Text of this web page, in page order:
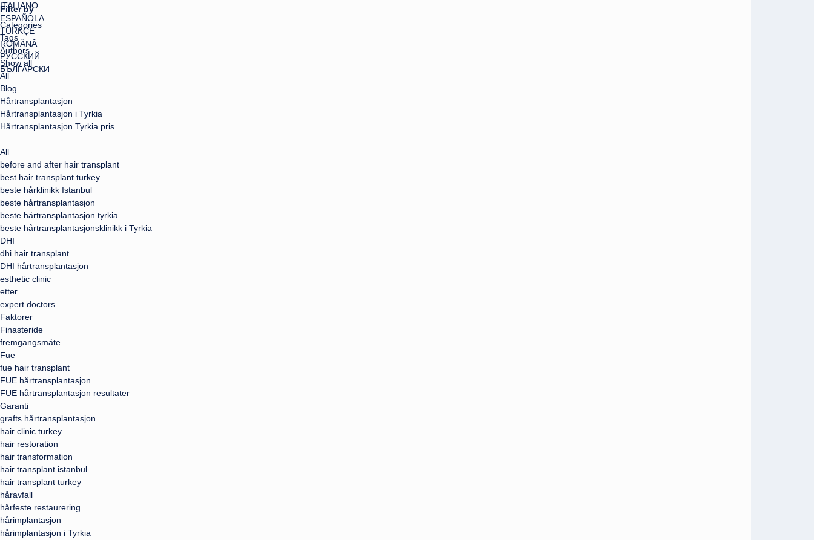
ITALIANO
ESPAÑOLA
TÜRKÇE
ROMÂNĂ
РУССКИЙ
БЪЛГАРСКИ
Filter by
Categories
Tags
Authors
Show all
All
Blog
Hårtransplantasjon
Hårtransplantasjon i Tyrkia
Hårtransplantasjon Tyrkia pris
All
before and after hair transplant
best hair transplant turkey
beste hårklinikk Istanbul
beste hårtransplantasjon
beste hårtransplantasjon tyrkia
beste hårtransplantasjonsklinikk i Tyrkia
DHI
dhi hair transplant
DHI hårtransplantasjon
esthetic clinic
etter
expert doctors
Faktorer
Finasteride
fremgangsmåte
Fue
fue hair transplant
FUE hårtransplantasjon
FUE hårtransplantasjon resultater
Garanti
grafts hårtransplantasjon
hair clinic turkey
hair restoration
hair transformation
hair transplant istanbul
hair transplant turkey
håravfall
hårfeste restaurering
hårimplantasjon
hårimplantasjon i Tyrkia